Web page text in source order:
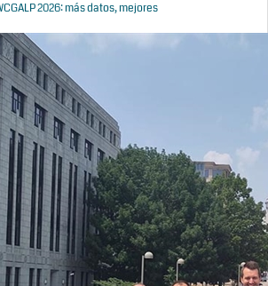
2026: más datos, mejores